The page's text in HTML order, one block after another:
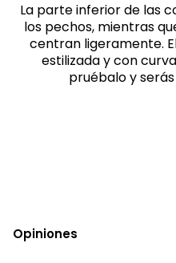
La parte inferior de las
los pechos, mientras
centran ligeramente.
estilizada y con
pruébalo y
Opiniones